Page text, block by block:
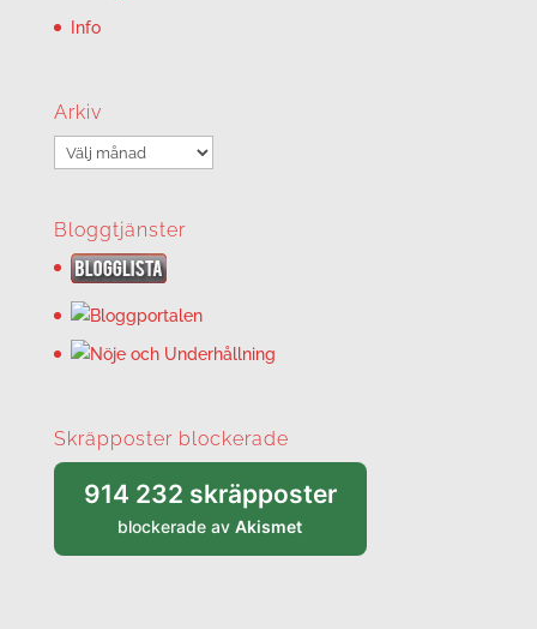
Info
Arkiv
Arkiv
Bloggtjänster
Skräpposter blockerade
914 232 skräpposter
blockerade avAkismet